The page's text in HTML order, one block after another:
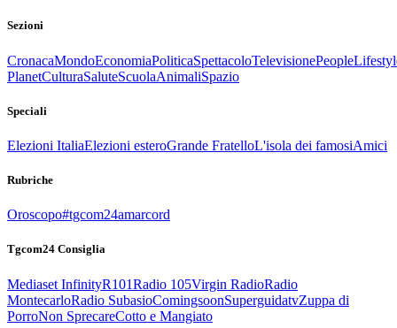
Sezioni
CronacaMondoEconomiaPoliticaSpettacoloTelevisionePeople
PlanetCulturaSaluteScuolaAnimaliSpazio
Speciali
Elezioni ItaliaElezioni esteroGrande FratelloL'isola dei famosiAmici
Rubriche
Oroscopo#tgcom24amarcord
Tgcom24 Consiglia
Mediaset InfinityR101Radio 105Virgin RadioRadio
MontecarloRadio SubasioComingsoonSuperguidatvZuppa di
PorroNon SprecareCotto e Mangiato